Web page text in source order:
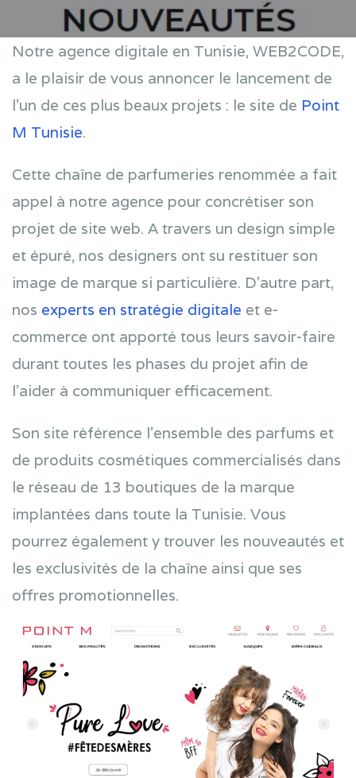
Notre agence digitale en Tunisie, WEB2CODE,
a le plaisir de vous annoncer le lancement de
l’un de ces plus beaux projets : le site de Point
M Tunisie.
Cette chaîne de parfumeries renommée a fait
appel à notre agence pour concrétiser son
projet de site web. A travers un design simple
et épuré, nos designers ont su restituer son
image de marque si particulière. D’autre part,
nos experts en stratégie digitale et e-
commerce ont apporté tous leurs savoir-faire
durant toutes les phases du projet afin de
l’aider à communiquer efficacement.
Son site référence l’ensemble des parfums et
de produits cosmétiques commercialisés dans
le réseau de 13 boutiques de la marque
implantées dans toute la Tunisie. Vous
pourrez également y trouver les nouveautés et
les exclusivités de la chaîne ainsi que ses
offres promotionnelles.